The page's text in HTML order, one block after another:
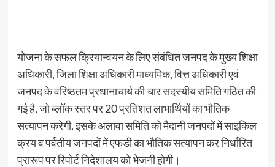
योजना के सफल क्रियान्वयन के लिए संबंधित जनपद के मुख्य शिक्षा
अधिकारी, जिला शिक्षा अधिकारी माध्यमिक, वित्त अधिकारी एवं
जनपद के वरिष्ठतम प्रधानाचार्य की चार सदस्यीय समिति गठित की
गई है, जो ब्लॉक स्तर पर 20 प्रतिशत लाभार्थियों का भौतिक
सत्यापन करेगी, इसके अलावा समिति को मैदानी जनपदों में साइकिल
क्रय व पर्वतीय जनपदों में एफडी का भौतिक सत्यापन कर निर्धारित
प्रारूप पर रिपोर्ट निदेशालय को भेजनी होगी।